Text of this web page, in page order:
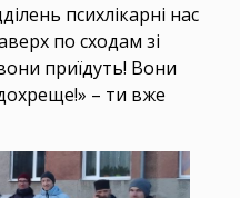
психлікарні нас
по сходам зі
приїдуть! Вони
– ти вже